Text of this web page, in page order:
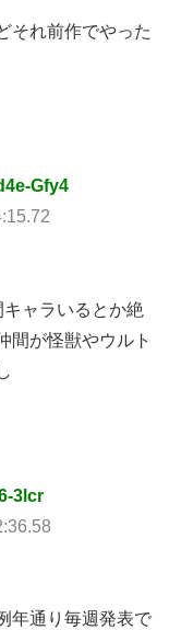
それ前作でやった
Gfy4
ャラいるとか絶
が怪獣やウルト
3lcr
年通り毎週発表で